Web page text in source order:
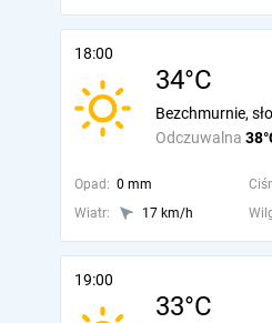
18:00
34°C
Odczuwalna
Bezchmurnie,
Opad: 0 mm
Wiatr:
17 km/h
19:00
33°C